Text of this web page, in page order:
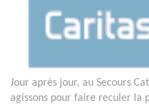
Jour après jour, au Secours
agissons pour faire reculer la